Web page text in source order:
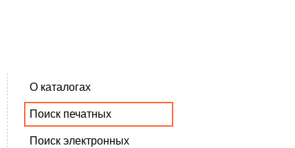
О каталогах
Поиск печатных
Поиск электронных